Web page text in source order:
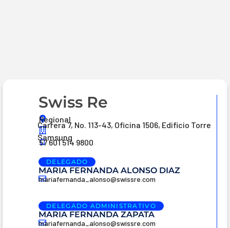
Swiss Re
Regional
Carrera 7, No. 113-43, Oficina 1506, Edificio Torre
Samsung
57 601 514 9800
DELEGADO
MARIA FERNANDA ALONSO DIAZ
mariafernanda_alonso@swissre.com
DELEGADO ADMINISTRATIVO
MARIA FERNANDA ZAPATA
mariafernanda_alonso@swissre.com